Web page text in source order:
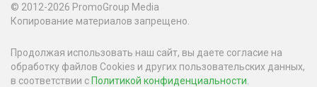
© 2012-2026 PromoGroup Media
Копирование материалов запрещено.
Продолжая использовать наш сайт, вы даете согласие на
обработку файлов Cookies и других пользовательских данных,
в соответствии сПолитикой конфиденциальности